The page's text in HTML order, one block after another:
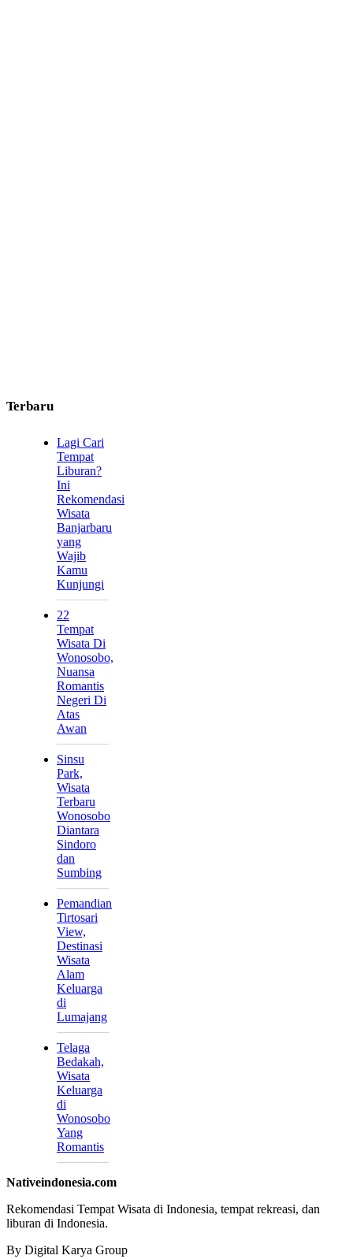
Terbaru
Lagi Cari
Tempat
Liburan?
Ini
Rekomendasi
Wisata
Banjarbaru
yang
Wajib
Kamu
Kunjungi
22
Tempat
Wisata Di
Wonosobo,
Nuansa
Romantis
Negeri Di
Atas
Awan
Sinsu
Park,
Wisata
Terbaru
Wonosobo
Diantara
Sindoro
dan
Sumbing
Pemandian
Tirtosari
View,
Destinasi
Wisata
Alam
Keluarga
di
Lumajang
Telaga
Bedakah,
Wisata
Keluarga
di
Wonosobo
Yang
Romantis
Nativeindonesia.com
Rekomendasi Tempat Wisata di Indonesia, tempat rekreasi, dan
liburan di Indonesia.
By Digital Karya Group